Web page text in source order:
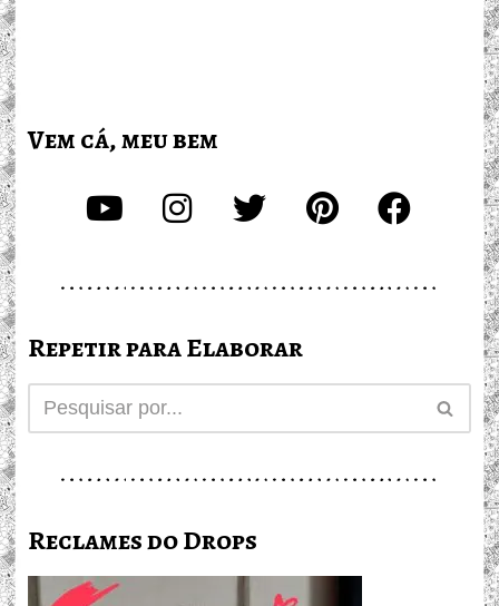
Vem cá, meu bem
Repetir para Elaborar
Reclames do Drops